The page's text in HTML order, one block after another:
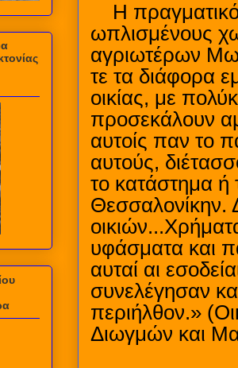
Η
ωπλισμένους
αγριωτέρων
τε τα διάφορα
οικίας, με
προσεκάλουν
αυτοίς παν το
αυτούς,
το κατάστημα ή
Θεσσαλονίκην.
υφάσματα και
αυταί αι
συνελέγησαν
περιήλθον.»
Διωγμών και